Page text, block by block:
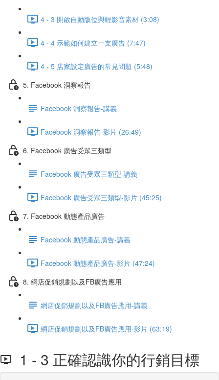
4 - 3 開啟自動版位與輕影音素材 (3:08)
4 - 4 示範如何建立一支廣告 (7:47)
4 - 5 店家設定廣告的常見問題 (5:48)
5. Facebook 洞察報告
Facebook 洞察報告-講義
Facebook 洞察報告-影片 (26:49)
6. Facebook 廣告受眾三類型
Facebook 廣告受眾三類型-講義
Facebook 廣告受眾三類型-影片 (45:25)
7. Facebook 動態產品廣告
Facebook 動態產品廣告-講義
Facebook 動態產品廣告-影片 (47:24)
8. 網店促銷規劃以及FB廣告應用
網店促銷規劃以及FB廣告應用-講義
網店促銷規劃以及FB廣告應用-影片 (63:19)
1 - 3 正確認識你的行銷目標